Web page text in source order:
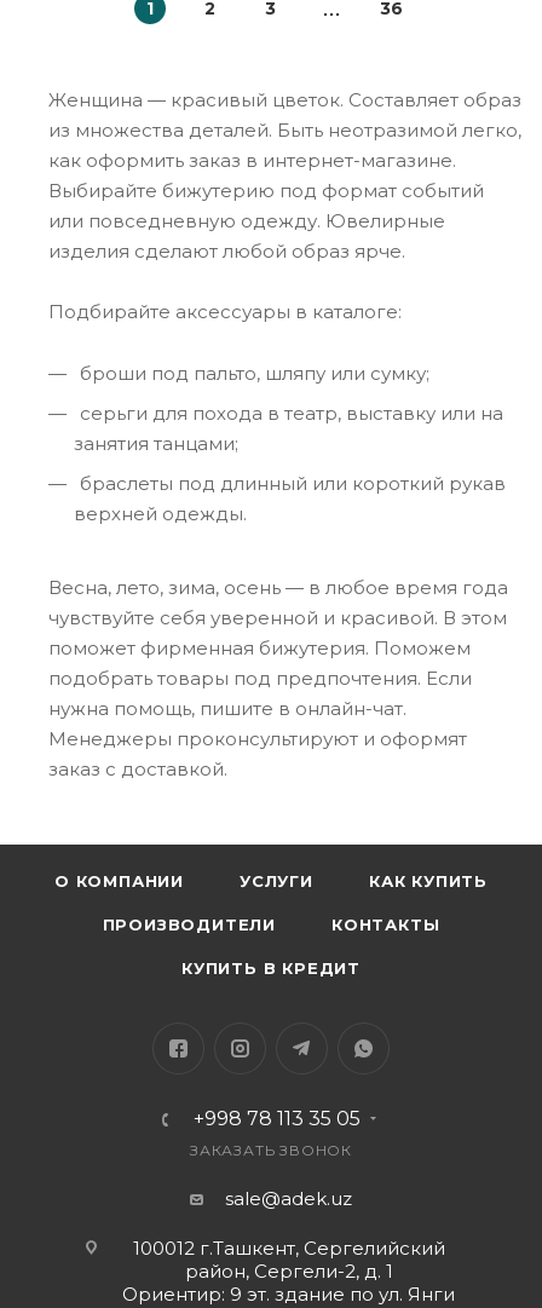
1 2 3 36
Женщина — красивый цветок. Составляет образ
из множества деталей. Быть неотразимой легко,
как оформить заказ в интернет-магазине.
Выбирайте бижутерию под формат событий
или повседневную одежду. Ювелирные
изделия сделают любой образ ярче.
Подбирайте аксессуары в каталоге:
броши под пальто, шляпу или сумку;
серьги для похода в театр, выставку или на
занятия танцами;
браслеты под длинный или короткий рукав
верхней одежды.
Весна, лето, зима, осень — в любое время года
чувствуйте себя уверенной и красивой. В этом
поможет фирменная бижутерия. Поможем
подобрать товары под предпочтения. Если
нужна помощь, пишите в онлайн-чат.
Менеджеры проконсультируют и оформят
заказ с доставкой.
О КОМПАНИИ УСЛУГИ КАК КУПИТЬ
ПРОИЗВОДИТЕЛИ КОНТАКТЫ
КУПИТЬ В КРЕДИТ
+998 78 113 35 05
ЗАКАЗАТЬ ЗВОНОК
sale@adek.uz
100012 г.Ташкент, Сергелийский
район, Сергели-2, д. 1
Ориентир: 9 эт. здание по ул. Янги